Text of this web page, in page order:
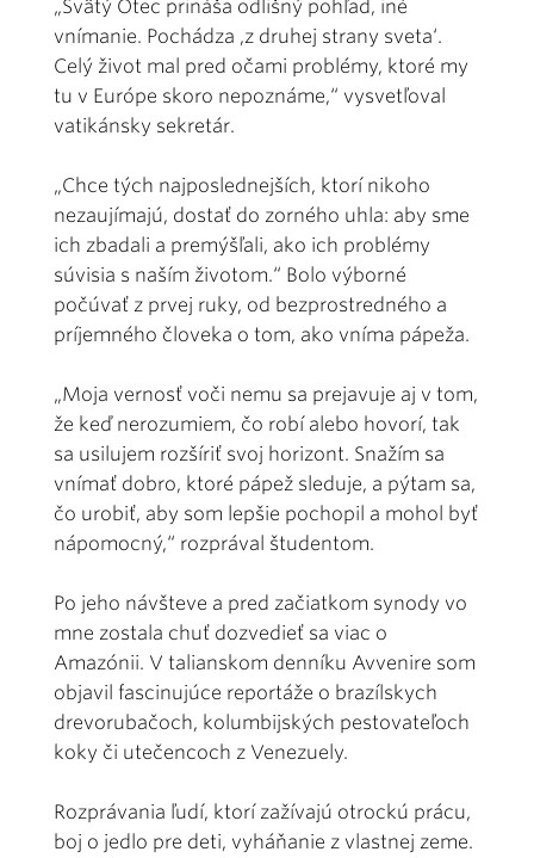
„Svätý Otec prináša odlišný pohľad, iné
vnímanie. Pochádza ,z druhej strany sveta‘.
Celý život mal pred očami problémy, ktoré my
tu v Európe skoro nepoznáme,“ vysvetľoval
vatikánsky sekretár.
„Chce tých najposlednejších, ktorí nikoho
nezaujímajú, dostať do zorného uhla: aby sme
ich zbadali a premýšľali, ako ich problémy
súvisia s naším životom.“ Bolo výborné
počúvať z prvej ruky, od bezprostredného a
príjemného človeka o tom, ako vníma pápeža.
„Moja vernosť voči nemu sa prejavuje aj v tom,
že keď nerozumiem, čo robí alebo hovorí, tak
sa usilujem rozšíriť svoj horizont. Snažím sa
vnímať dobro, ktoré pápež sleduje, a pýtam sa,
čo urobiť, aby som lepšie pochopil a mohol byť
nápomocný,“ rozprával študentom.
Po jeho návšteve a pred začiatkom synody vo
mne zostala chuť dozvedieť sa viac o
Amazónii. V talianskom denníku Avvenire som
objavil fascinujúce reportáže o brazílskych
drevorubačoch, kolumbijských pestovateľoch
koky či utečencoch z Venezuely.
Rozprávania ľudí, ktorí zažívajú otrockú prácu,
boj o jedlo pre deti, vyháňanie z vlastnej zeme.